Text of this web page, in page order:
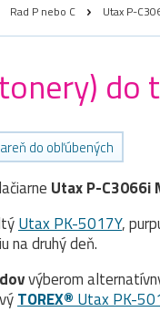
Rad P nebo C Utax P-
do obľúbených
Utax P-C3066i
Utax PK-5017Y,
na druhý deň.
výberom
TOREX® Utax PK-